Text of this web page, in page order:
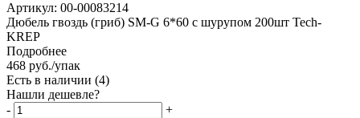
Артикул: 00-00083214
Дюбель гвоздь (гриб) SM-G 6*60 с шурупом 200шт Tech-
KREP
Подробнее
468 руб./упак
Есть в наличии (4)
Нашли дешевле?
-
+